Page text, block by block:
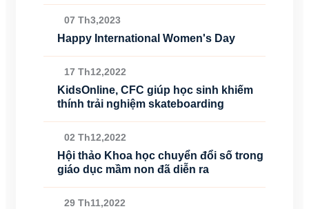
07 Th3,2023
Happy International Women's Day
17 Th12,2022
KidsOnline, CFC giúp học sinh khiếm
thính trải nghiệm skateboarding
02 Th12,2022
Hội thảo Khoa học chuyển đổi số trong
giáo dục mầm non đã diễn ra
29 Th11,2022